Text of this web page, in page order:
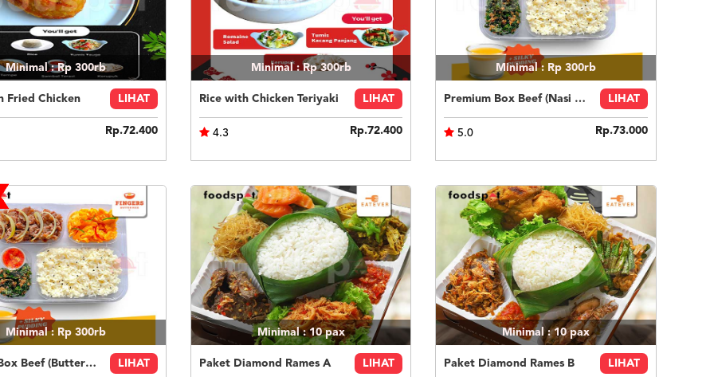
Minimal : Rp 300rb
Fried Chicken LIHAT
Rp.72.400
Minimal : Rp 300rb
Rice with Chicken Teriyaki LIHAT
4.3 Rp.72.400
Minimal : Rp 300rb
Premium Box Beef (Nasi Putih) Silky Pudding LIHAT
5.0 Rp.73.000
Minimal : Rp 300rb
Fingers Box Beef (Butter Rice) Silky Pudding LIHAT
Minimal : 10pax
Paket Diamond Rames A LIHAT
Minimal : 10pax
Paket Diamond Rames B LIHAT